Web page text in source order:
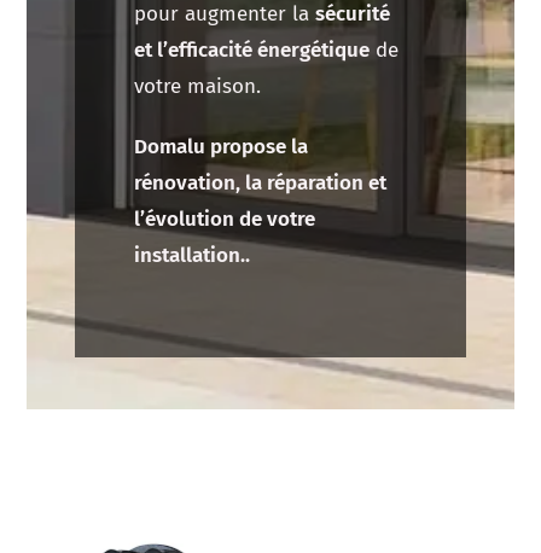
pour augmenter lasécurité
et l’efficacité énergétique de
votre maison.
Domalu propose la
rénovation, la réparation et
l’évolution de votre
installation..